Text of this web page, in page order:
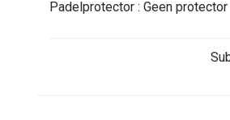
Padelprotector : Geen protector